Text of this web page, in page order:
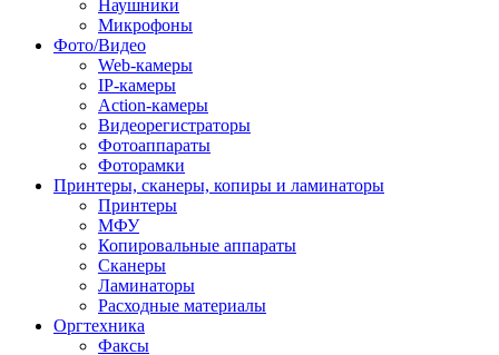
Наушники
Микрофоны
Фото/Видео
Web-камеры
IP-камеры
Action-камеры
Видеорегистраторы
Фотоаппараты
Фоторамки
Принтеры, сканеры, копиры и ламинаторы
Принтеры
МФУ
Копировальные аппараты
Сканеры
Ламинаторы
Расходные материалы
Оргтехника
Факсы